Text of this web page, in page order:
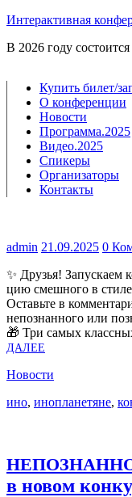
Интерактивная
В 2026 году
Купить билет/​
О конференции
Новости
Программа.2025
Видео.2025
Спикеры
Организаторы
Контакты
admin 21.09.2025 0
✨ Дру­зья! Запус­ка­ем
цию смеш­но­го в
Оставь­те в
непо­знан­но­го или
🎁 Три самых
ДАЛЕЕ
Новости
ино, инопланетяне,
в новом